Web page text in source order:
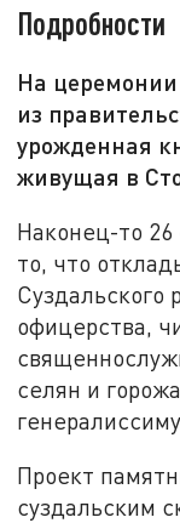
Подробности
На
из
урожденная
живущая в
Наконец-то 26
то, что
Суздальского
офицерства,
селян и
Проект
суздальским